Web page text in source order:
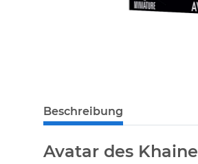
Beschreibung
Avatar des Khaine